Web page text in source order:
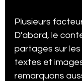
Plusieurs
D'abord, le
partages sur
textes et
remarquons